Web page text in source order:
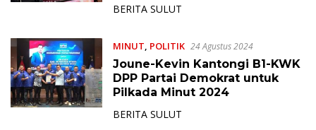
BERITA SULUT
MINUT POLITIK 24 Agustus 2024
Joune-Kevin Kantongi B1-KWK
DPP Partai Demokrat untuk
Pilkada Minut 2024
BERITA SULUT